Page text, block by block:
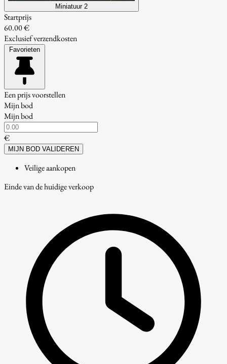
Miniatuur 2
Startprijs
60.00 €
Exclusief verzendkosten
Favorieten
Een prijs voorstellen
Mijn bod
Mijn bod
€
MIJN BOD VALIDEREN
Veilige aankopen
Einde van de huidige verkoop